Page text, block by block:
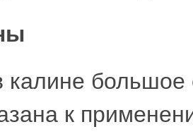
калине
к